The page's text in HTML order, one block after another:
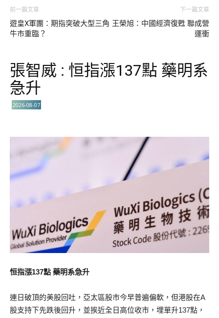
前一篇文章
遊皇X軍團：期指突破大型三角
牛市重臨？
下一篇文章
王榮旭：中國經濟復甦 聯成營
運衝
張智威 : 恒指漲137點 藥明系
急升
2026-08-07
恒指漲137點 藥明系急升
連日破頂的美股回吐，亞太區股市今早普遍偏軟，但港股在A
股支持下先跌後回升，並挨近全日高位收市，埋單升137點，